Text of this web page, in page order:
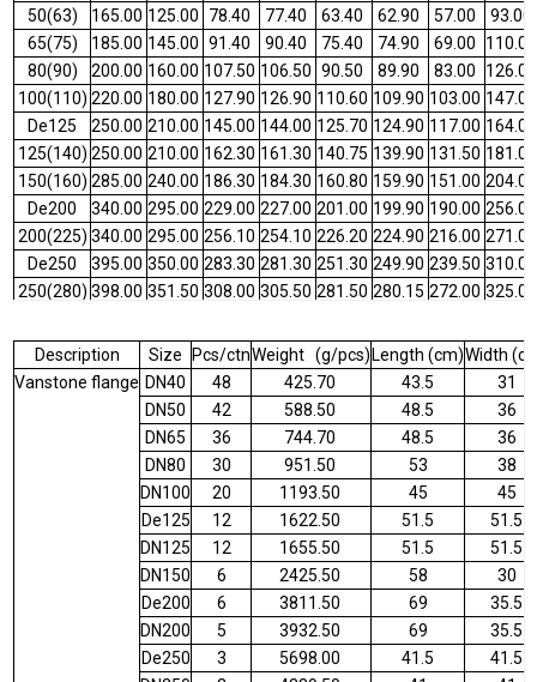
50(63)
165.00 125.00 78.40 77.40 63.40 62.90 57.00
93.00
65(75)
185.00 145.00 91.40 90.40 75.40 74.90 69.00
80(90)
200.00 160.00 107.50 106.50 90.50 89.90 83.00
100(110) 220.00 180.00 127.90 126.90 110.60 109.90 103.00
De125
250.00 210.00 145.00 144.00 125.70 124.90 117.00
125(140) 250.00 210.00 162.30 161.30 140.75 139.90 131.50
150(160) 285.00 240.00 186.30 184.30 160.80 159.90 151.00
De200
340.00 295.00 229.00 227.00 201.00 199.90 190.00
200(225) 340.00 295.00 256.10 254.10 226.20 224.90 216.00
De250
395.00 350.00 283.30 281.30 251.30 249.90 239.50
250(280) 398.00 351.50 308.00 305.50 281.50 280.15 272.00
350(355) 510.00450.00393.00391.00356.80355.00326.00
400(400) 570.00500.00444.00442.00402.00400.00369.80
620.00565.00488.50486.00451.94450.05447.00
670.00620.00541.00536.50502.80500.60596.00
Description Size Pcs/ctnWeight (g/pcs) Length (cm)Width
Vanstone flange DN40 48 425.70 43.5
31
DN50
42 588.50 48.5
36
DN65
36 744.70 48.5
36
DN80
30 951.50 53
38
DN100
20 1193.50 45
45
De125
12 1622.50 51.5
51.5
DN125
12 1655.50 51.5
51.5
DN150
6 2425.50 58
30
De200
6 3811.50 69
35.5
DN200
5 3932.50 69
35.5
De250
3 5698.00 41.5
41.5